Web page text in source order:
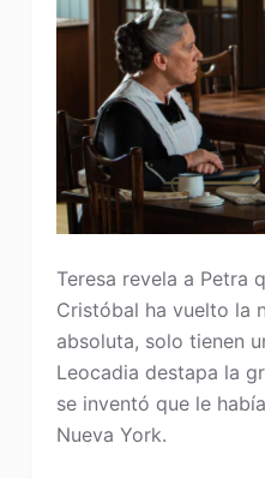
Teresa revela a Petra
Cristóbal ha vuelto la
absoluta, solo tienen
Leocadia destapa la
se inventó que le
Nueva York.